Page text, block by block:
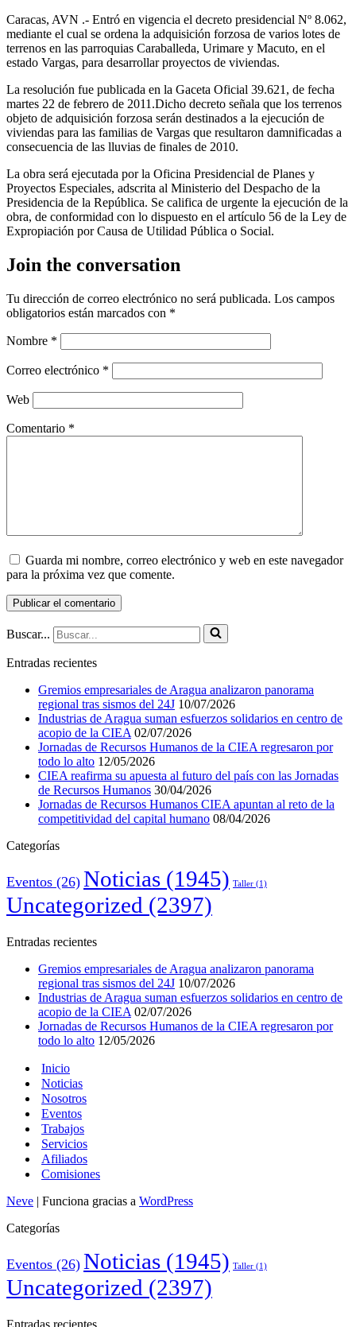
Caracas, AVN .- Entró en vigencia el decreto presidencial Nº 8.062,
mediante el cual se ordena la adquisición forzosa de varios lotes de
terrenos en las parroquias Caraballeda, Urimare y Macuto, en el
estado Vargas, para desarrollar proyectos de viviendas.
La resolución fue publicada en la Gaceta Oficial 39.621, de fecha
martes 22 de febrero de 2011.Dicho decreto señala que los terrenos
objeto de adquisición forzosa serán destinados a la ejecución de
viviendas para las familias de Vargas que resultaron damnificadas a
consecuencia de las lluvias de finales de 2010.
La obra será ejecutada por la Oficina Presidencial de Planes y
Proyectos Especiales, adscrita al Ministerio del Despacho de la
Presidencia de la República. Se califica de urgente la ejecución de la
obra, de conformidad con lo dispuesto en el artículo 56 de la Ley de
Expropiación por Causa de Utilidad Pública o Social.
Join the conversation
Tu dirección de correo electrónico no será publicada. Los campos
obligatorios están marcados con *
Nombre *
Correo electrónico *
Web
Comentario *
Guarda mi nombre, correo electrónico y web en este navegador
para la próxima vez que comente.
Buscar...
Entradas recientes
Gremios empresariales de Aragua analizaron panorama
regional tras sismos del 24J 10/07/2026
Industrias de Aragua suman esfuerzos solidarios en centro de
acopio de la CIEA 02/07/2026
Jornadas de Recursos Humanos de la CIEA regresaron por
todo lo alto 12/05/2026
CIEA reafirma su apuesta al futuro del país con las Jornadas
de Recursos Humanos 30/04/2026
Jornadas de Recursos Humanos CIEA apuntan al reto de la
competitividad del capital humano 08/04/2026
Categorías
Eventos (26) Noticias (1945) Taller (1)
Uncategorized (2397)
Entradas recientes
Gremios empresariales de Aragua analizaron panorama
regional tras sismos del 24J 10/07/2026
Industrias de Aragua suman esfuerzos solidarios en centro de
acopio de la CIEA 02/07/2026
Jornadas de Recursos Humanos de la CIEA regresaron por
todo lo alto 12/05/2026
Inicio
Noticias
Nosotros
Eventos
Trabajos
Servicios
Afiliados
Comisiones
Neve | Funciona gracias a WordPress
Categorías
Eventos (26) Noticias (1945) Taller (1)
Uncategorized (2397)
Entradas recientes